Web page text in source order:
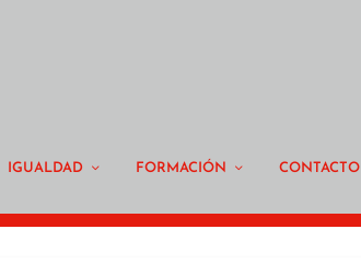
IGUALDAD FORMACIÓN CONTACTO